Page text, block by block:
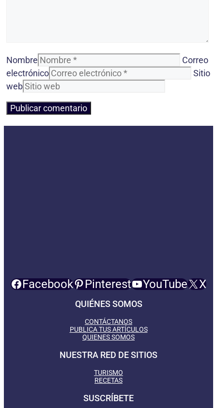
Nombre
Correo
electrónico
Sitio
web
Facebook Pinterest YouTube X
QUIÉNES SOMOS
CONTÁCTANOS
PUBLICA TUS ARTÍCULOS
QUIENES SOMOS
NUESTRA RED DE SITIOS
TURISMO
RECETAS
SUSCRÍBETE